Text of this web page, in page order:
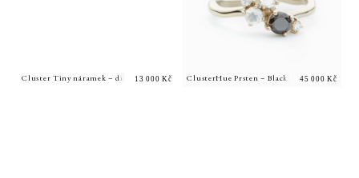
Cluster Tiny náramek – diamanty
13 000Kč ClusterHue Prsten – Black and White cluster
45 000Kč